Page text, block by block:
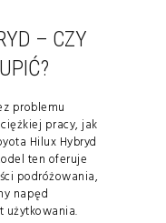
– CZY
problemu
pracy, jak
Hilux Hybryd
ten oferuje
podróżowania,
napęd
użytkowania.